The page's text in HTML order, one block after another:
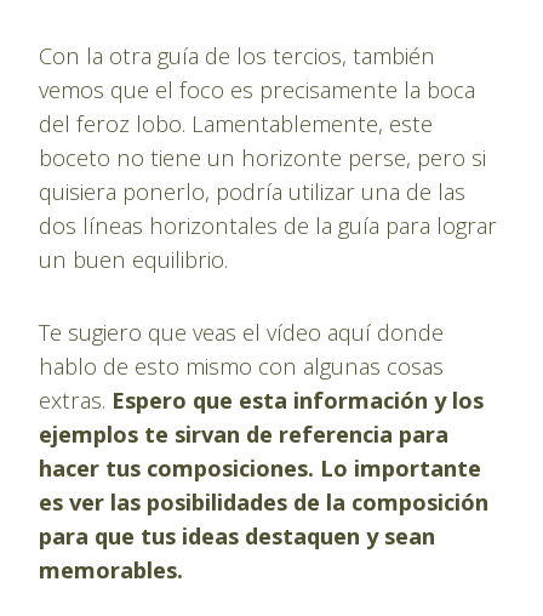
Con la otra guía de los tercios, también
vemos que el foco es precisamente la boca
del feroz lobo. Lamentablemente, este
boceto no tiene un horizonte perse, pero si
quisiera ponerlo, podría utilizar una de las
dos líneas horizontales de la guía para lograr
un buen equilibrio.
Te sugiero que veas el vídeo aquí donde
hablo de esto mismo con algunas cosas
extras. Espero que esta información y los
ejemplos te sirvan de referencia para
hacer tus composiciones. Lo importante
es ver las posibilidades de la composición
para que tus ideas destaquen y sean
memorables.